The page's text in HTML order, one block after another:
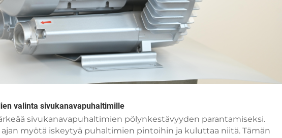
valinta sivukanavapuhaltimille
sivukanavapuhaltimien pölynkestävyyden parantamiseksi.
myötä iskeytyä puhaltimien pintoihin ja kuluttaa niitä. Tämän